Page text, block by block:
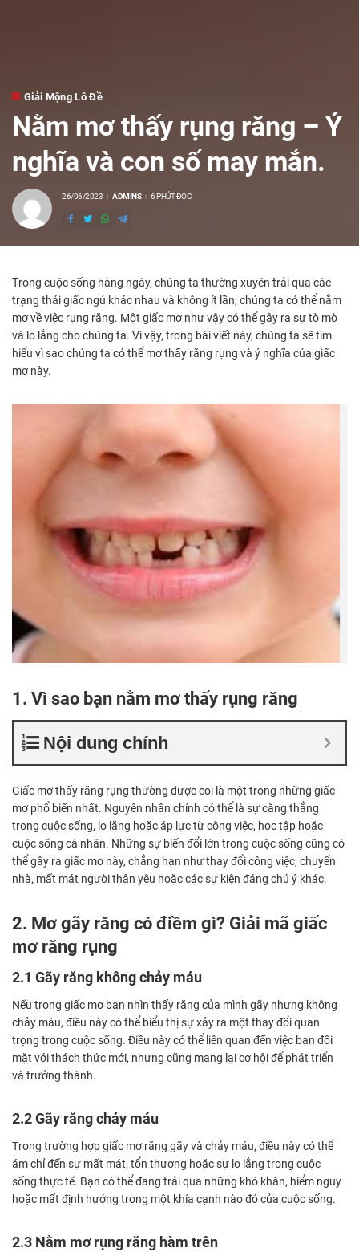
Giải Mộng Lô Đề
Nằm mơ thấy rụng răng – Ý
nghĩa và con số may mắn.
26/06/2023POSTED
ADMINS 6 PHÚT ĐỌC
Trong cuộc sống hàng ngày, chúng ta thường xuyên trải qua các
trạng thái giấc ngủ khác nhau và không ít lần, chúng ta có thể nằm
mơ về việc rụng răng. Một giấc mơ như vậy có thể gây ra sự tò mò
và lo lắng cho chúng ta. Vì vậy, trong bài viết này, chúng ta sẽ tìm
hiểu vì sao chúng ta có thể mơ thấy răng rụng và ý nghĩa của giấc
mơ này.
1. Vì sao bạn nằm mơ thấy rụng răng
Nội dung chính
Giấc mơ thấy răng rụng thường được coi là một trong những giấc
mơ phổ biến nhất. Nguyên nhân chính có thể là sự căng thẳng
trong cuộc sống, lo lắng hoặc áp lực từ công việc, học tập hoặc
cuộc sống cá nhân. Những sự biến đổi lớn trong cuộc sống cũng có
thể gây ra giấc mơ này, chẳng hạn như thay đổi công việc, chuyển
nhà, mất mát người thân yêu hoặc các sự kiện đáng chú ý khác.
2. Mơ gãy răng có điềm gì? Giải mã giấc
mơ răng rụng
2.1 Gãy răng không chảy máu
Nếu trong giấc mơ bạn nhìn thấy răng của mình gãy nhưng không
chảy máu, điều này có thể biểu thị sự xảy ra một thay đổi quan
trọng trong cuộc sống. Điều này có thể liên quan đến việc bạn đối
mặt với thách thức mới, nhưng cũng mang lại cơ hội để phát triển
và trưởng thành.
2.2 Gãy răng chảy máu
Trong trường hợp giấc mơ răng gãy và chảy máu, điều này có thể
ám chỉ đến sự mất mát, tổn thương hoặc sự lo lắng trong cuộc
sống thực tế. Bạn có thể đang trải qua những khó khăn, hiểm nguy
hoặc mất định hướng trong một khía cạnh nào đó của cuộc sống.
2.3 Nằm mơ rụng răng hàm trên